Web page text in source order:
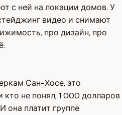
с ней на локации домов. У
видео и снимают
про дизайн, про
Сан-Хосе, это
не понял, 1 000 долларов
она платит группе